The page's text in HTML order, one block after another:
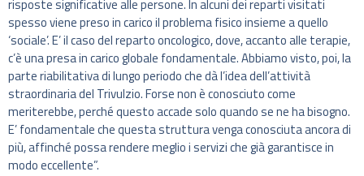
risposte significative alle persone. In alcuni dei reparti visitati
spesso viene preso in carico il problema fisico insieme a quello
‘sociale’. E’ il caso del reparto oncologico, dove, accanto alle terapie,
c’è una presa in carico globale fondamentale. Abbiamo visto, poi, la
parte riabilitativa di lungo periodo che dà l’idea dell’attività
straordinaria del Trivulzio. Forse non è conosciuto come
meriterebbe, perché questo accade solo quando se ne ha bisogno.
E’ fondamentale che questa struttura venga conosciuta ancora di
più, affinché possa rendere meglio i servizi che già garantisce in
modo eccellente”.